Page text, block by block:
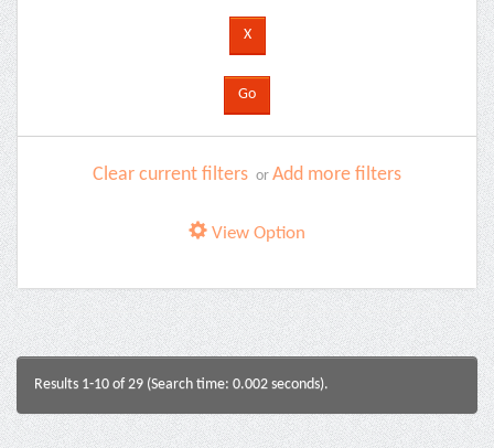
Clear current filters or Add more filters
View Option
Results 1-10 of 29 (Search time: 0.002 seconds).